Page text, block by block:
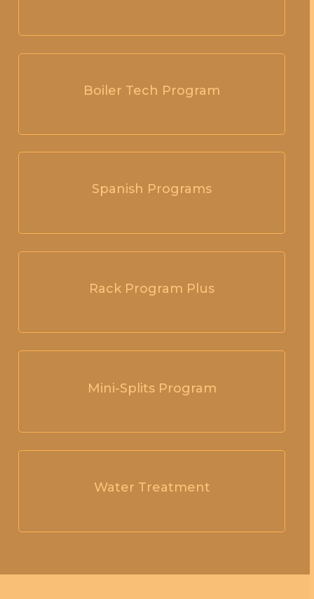
Boiler Tech Program
Spanish Programs
Rack Program Plus
Mini-Splits Program
Water Treatment